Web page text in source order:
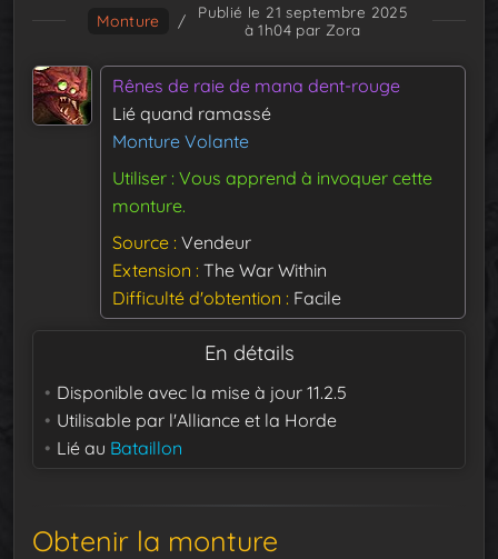
Monture /
Publié le 21 septembre 2025
à 1h04 par Zora
Rênes de raie de mana dent-rouge
Lié quand ramassé
Monture Volante
Utiliser : Vous apprend à invoquer cette
monture.
Source Vendeur
Extension The War Within
Difficulté d'obtention
Facile
En détails
Disponible avec la mise à jour 11.2.5
Utilisable par l'Alliance et la Horde
Lié au Bataillon
Obtenir la monture